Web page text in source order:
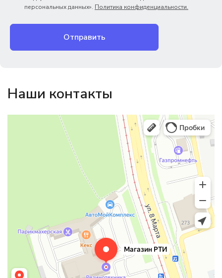
персональных данных». Политика конфиденциальности.
Отправить
Наши контакты
Магазин резинотехники
Резиновые и резинотехнические изделия в Екатеринбурге
Садовый инвентарь и техника в Екатеринбурге